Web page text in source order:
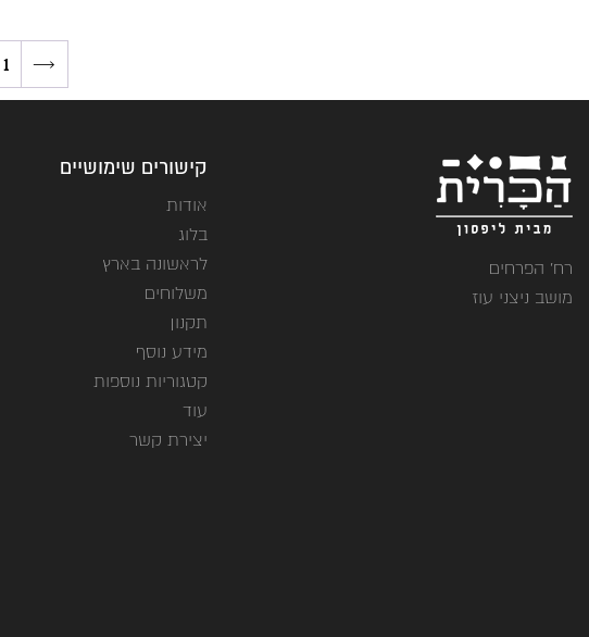
→
1
רח' הפרחים
מושב ניצני עוז
קישורים שימושיים
אודות
בלוג
לראשונה בארץ
משלוחים
תקנון
מידע נוסף
קטגוריות נוספות
עוד
יצירת קשר